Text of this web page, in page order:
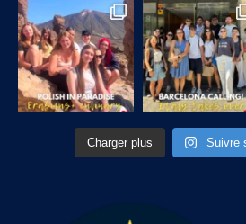
Charger plus Suivre